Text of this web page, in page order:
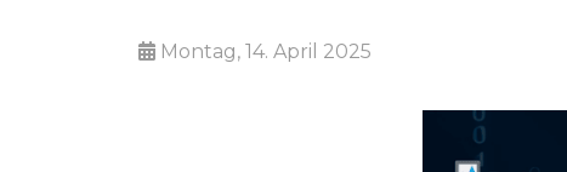
Montag, 14. April 2025